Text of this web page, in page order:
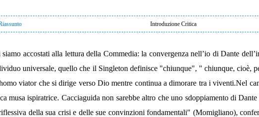
Introduzione Critica
accostati alla lettura della Commedia: la convergenza nell’io di Dante
universale, quello che il Singleton definisce "chiunque", " chiunque, cioè,
viator che si dirige verso Dio mentre continua a dimorare tra i viventi.Nel
musa ispiratrice. Cacciaguida non sarebbe altro che uno sdoppiamento di
della sua crisi e delle sue convinzioni fondamentali" (Momigliano),